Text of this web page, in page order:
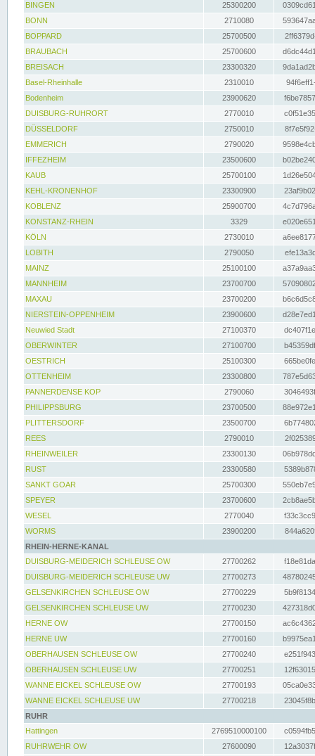
BINGEN
25300200
BONN
2710080
BOPPARD
25700500
BRAUBACH
25700600
BREISACH
23300320
Basel-Rheinhalle
2310010
Bodenheim
23900620
DUISBURG-RUHRORT
2770010
DÜSSELDORF
2750010
EMMERICH
2790020
IFFEZHEIM
23500600
KAUB
25700100
KEHL-KRONENHOF
23300900
KOBLENZ
25900700
KONSTANZ-RHEIN
3329
KÖLN
2730010
LOBITH
2790050
MAINZ
25100100
MANNHEIM
23700700
MAXAU
23700200
NIERSTEIN-OPPENHEIM
23900600
Neuwied Stadt
27100370
OBERWINTER
27100700
OESTRICH
25100300
OTTENHEIM
23300800
PANNERDENSE KOP
2790060
PHILIPPSBURG
23700500
PLITTERSDORF
23500700
REES
2790010
RHEINWEILER
23300130
RUST
23300580
SANKT GOAR
25700300
SPEYER
23700600
WESEL
2770040
WORMS
23900200
RHEIN-HERNE-KANAL
DUISBURG-MEIDERICH SCHLEUSE OW
27700262
DUISBURG-MEIDERICH SCHLEUSE UW
27700273
GELSENKIRCHEN SCHLEUSE OW
27700229
GELSENKIRCHEN SCHLEUSE UW
27700230
HERNE OW
27700150
HERNE UW
27700160
OBERHAUSEN SCHLEUSE OW
27700240
OBERHAUSEN SCHLEUSE UW
27700251
WANNE EICKEL SCHLEUSE OW
27700193
WANNE EICKEL SCHLEUSE UW
27700218
RUHR
Hattingen
2769510000100
RUHRWEHR OW
27600090